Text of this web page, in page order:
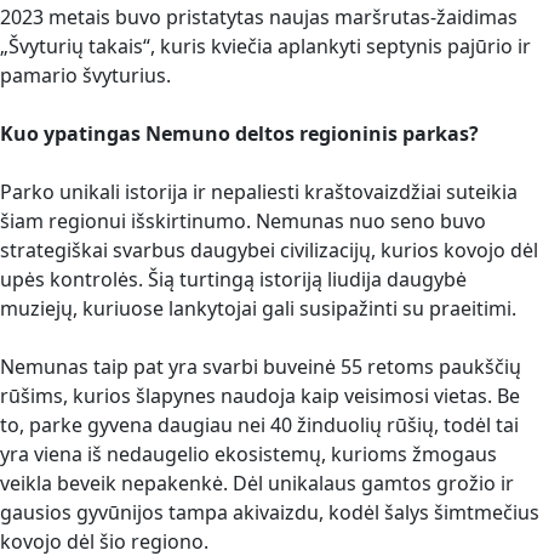
2023 metais buvo pristatytas naujas maršrutas-žaidimas
„Švyturių takais“, kuris kviečia aplankyti septynis pajūrio ir
pamario švyturius.
Kuo ypatingas Nemuno deltos regioninis parkas?
Parko unikali istorija ir nepaliesti kraštovaizdžiai suteikia
šiam regionui išskirtinumo. Nemunas nuo seno buvo
strategiškai svarbus daugybei civilizacijų, kurios kovojo dėl
upės kontrolės. Šią turtingą istoriją liudija daugybė
muziejų, kuriuose lankytojai gali susipažinti su praeitimi.
Nemunas taip pat yra svarbi buveinė 55 retoms paukščių
rūšims, kurios šlapynes naudoja kaip veisimosi vietas. Be
to, parke gyvena daugiau nei 40 žinduolių rūšių, todėl tai
yra viena iš nedaugelio ekosistemų, kurioms žmogaus
veikla beveik nepakenkė. Dėl unikalaus gamtos grožio ir
gausios gyvūnijos tampa akivaizdu, kodėl šalys šimtmečius
kovojo dėl šio regiono.